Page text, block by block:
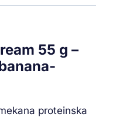
55 g –
proteinska